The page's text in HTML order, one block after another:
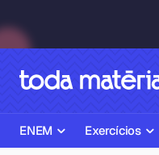
ENEM Exercícios